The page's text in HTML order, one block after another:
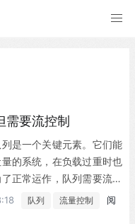
要流控制
是一个关键元素。它们能
的系统，在负载过重时也
正常运作，队列需要流量
的控制流图，我们用到达
时间内的消息数量，比如
队列 流量控制
阅